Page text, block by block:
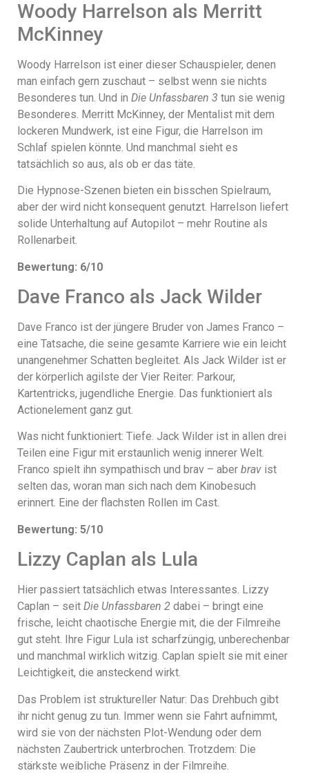
Woody Harrelson als Merritt
McKinney
Woody Harrelson ist einer dieser Schauspieler, denen
man einfach gern zuschaut – selbst wenn sie nichts
Besonderes tun. Und in Die Unfassbaren 3 tun sie wenig
Besonderes. Merritt McKinney, der Mentalist mit dem
lockeren Mundwerk, ist eine Figur, die Harrelson im
Schlaf spielen könnte. Und manchmal sieht es
tatsächlich so aus, als ob er das täte.
Die Hypnose-Szenen bieten ein bisschen Spielraum,
aber der wird nicht konsequent genutzt. Harrelson liefert
solide Unterhaltung auf Autopilot – mehr Routine als
Rollenarbeit.
Bewertung: 6/10
Dave Franco als Jack Wilder
Dave Franco ist der jüngere Bruder von James Franco –
eine Tatsache, die seine gesamte Karriere wie ein leicht
unangenehmer Schatten begleitet. Als Jack Wilder ist er
der körperlich agilste der Vier Reiter: Parkour,
Kartentricks, jugendliche Energie. Das funktioniert als
Actionelement ganz gut.
Was nicht funktioniert: Tiefe. Jack Wilder ist in allen drei
Teilen eine Figur mit erstaunlich wenig innerer Welt.
Franco spielt ihn sympathisch und brav – aber brav ist
selten das, woran man sich nach dem Kinobesuch
erinnert. Eine der flachsten Rollen im Cast.
Bewertung: 5/10
Lizzy Caplan als Lula
Hier passiert tatsächlich etwas Interessantes. Lizzy
Caplan – seit Die Unfassbaren 2 dabei – bringt eine
frische, leicht chaotische Energie mit, die der Filmreihe
gut steht. Ihre Figur Lula ist scharfzüngig, unberechenbar
und manchmal wirklich witzig. Caplan spielt sie mit einer
Leichtigkeit, die ansteckend wirkt.
Das Problem ist struktureller Natur: Das Drehbuch gibt
ihr nicht genug zu tun. Immer wenn sie Fahrt aufnimmt,
wird sie von der nächsten Plot-Wendung oder dem
nächsten Zaubertrick unterbrochen. Trotzdem: Die
stärkste weibliche Präsenz in der Filmreihe.